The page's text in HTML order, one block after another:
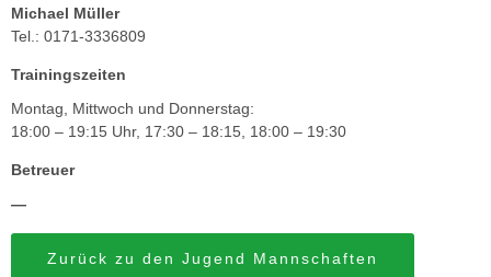
Michael Müller
Tel.: 0171-3336809
Trainingszeiten
Montag, Mittwoch und Donnerstag:
18:00 – 19:15 Uhr, 17:30 – 18:15, 18:00 – 19:30
Betreuer
—
Zurück zu den Jugend Mannschaften